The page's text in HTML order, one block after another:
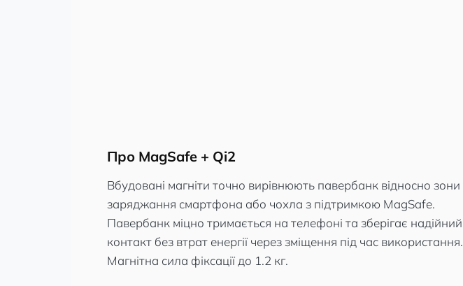
Про MagSafe + Qi2
Вбудовані магніти точно вирівнюють павербанк відносно зони
заряджання смартфона або чохла з підтримкою MagSafe.
Павербанк міцно тримається на телефоні та зберігає надійний
контакт без втрат енергії через зміщення під час використання.
Магнітна сила фіксації до 1.2 кг.